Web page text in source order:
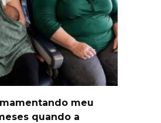
meu
quando a